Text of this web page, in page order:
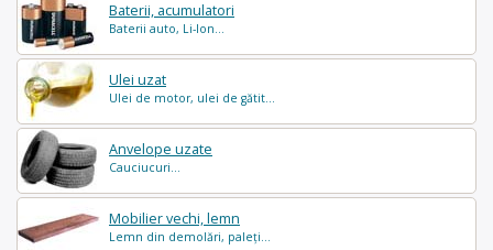
Baterii, acumulatori
Baterii auto, Li-Ion...
Ulei uzat
Ulei de motor, ulei de gătit...
Anvelope uzate
Cauciucuri...
Mobilier vechi, lemn
Lemn din demolări, paleți...